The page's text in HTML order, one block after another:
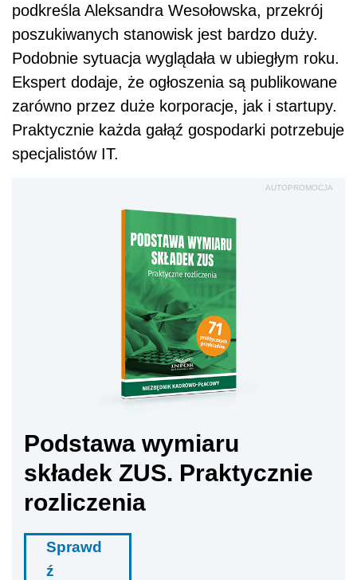
podkreśla Aleksandra Wesołowska, przekrój
poszukiwanych stanowisk jest bardzo duży.
Podobnie sytuacja wyglądała w ubiegłym roku.
Ekspert dodaje, że ogłoszenia są publikowane
zarówno przez duże korporacje, jak i startupy.
Praktycznie każda gałąź gospodarki potrzebuje
specjalistów IT.
AUTOPROMOCJA
Podstawa wymiaru
składek ZUS. Praktycznie
rozliczenia
Sprawd
ź